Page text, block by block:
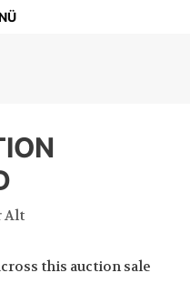
Alt
this auction sale